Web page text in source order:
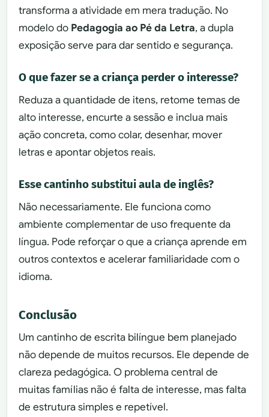
transforma a atividade em mera tradução. No
modelo do Pedagogia ao Pé da Letra, a dupla
exposição serve para dar sentido e segurança.
O que fazer se a criança perder o interesse?
Reduza a quantidade de itens, retome temas de
alto interesse, encurte a sessão e inclua mais
ação concreta, como colar, desenhar, mover
letras e apontar objetos reais.
Esse cantinho substitui aula de inglês?
Não necessariamente. Ele funciona como
ambiente complementar de uso frequente da
língua. Pode reforçar o que a criança aprende em
outros contextos e acelerar familiaridade com o
idioma.
Conclusão
Um cantinho de escrita bilíngue bem planejado
não depende de muitos recursos. Ele depende de
clareza pedagógica. O problema central de
muitas famílias não é falta de interesse, mas falta
de estrutura simples e repetível.